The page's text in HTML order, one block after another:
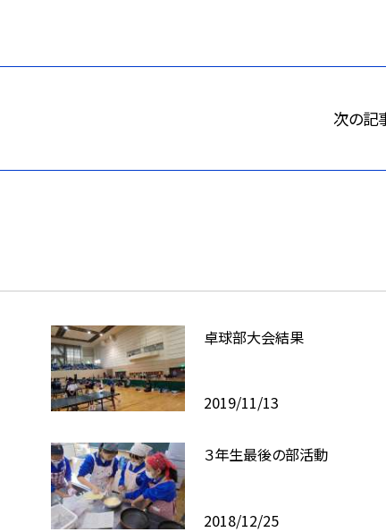
次の記
卓球部大会結果
2019/11/13
３年生最後の部活動
2018/12/25